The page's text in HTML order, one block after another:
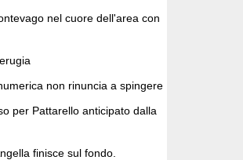
nel cuore dell'area con
non rinuncia a spingere
per Pattarello anticipato dalla
finisce sul fondo.